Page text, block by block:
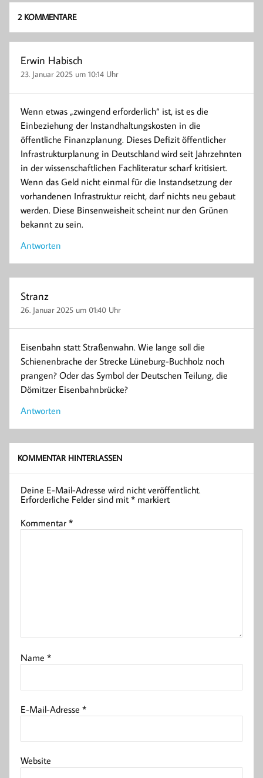
2 KOMMENTARE
Erwin Habisch
23. Januar 2025 um 10:14 Uhr
Wenn etwas „zwingend erforderlich“ ist, ist es die
Einbeziehung der Instandhaltungskosten in die
öffentliche Finanzplanung. Dieses Defizit öffentlicher
Infrastrukturplanung in Deutschland wird seit Jahrzehnten
in der wissenschaftlichen Fachliteratur scharf kritisiert.
Wenn das Geld nicht einmal für die Instandsetzung der
vorhandenen Infrastruktur reicht, darf nichts neu gebaut
werden. Diese Binsenweisheit scheint nur den Grünen
bekannt zu sein.
Antworten
Stranz
26. Januar 2025 um 01:40 Uhr
Eisenbahn statt Straßenwahn. Wie lange soll die
Schienenbrache der Strecke Lüneburg-Buchholz noch
prangen? Oder das Symbol der Deutschen Teilung, die
Dömitzer Eisenbahnbrücke?
Antworten
KOMMENTAR HINTERLASSEN
Deine E-Mail-Adresse wird nicht veröffentlicht.
Erforderliche Felder sind mit* markiert
Kommentar*
Name*
E-Mail-Adresse*
Website